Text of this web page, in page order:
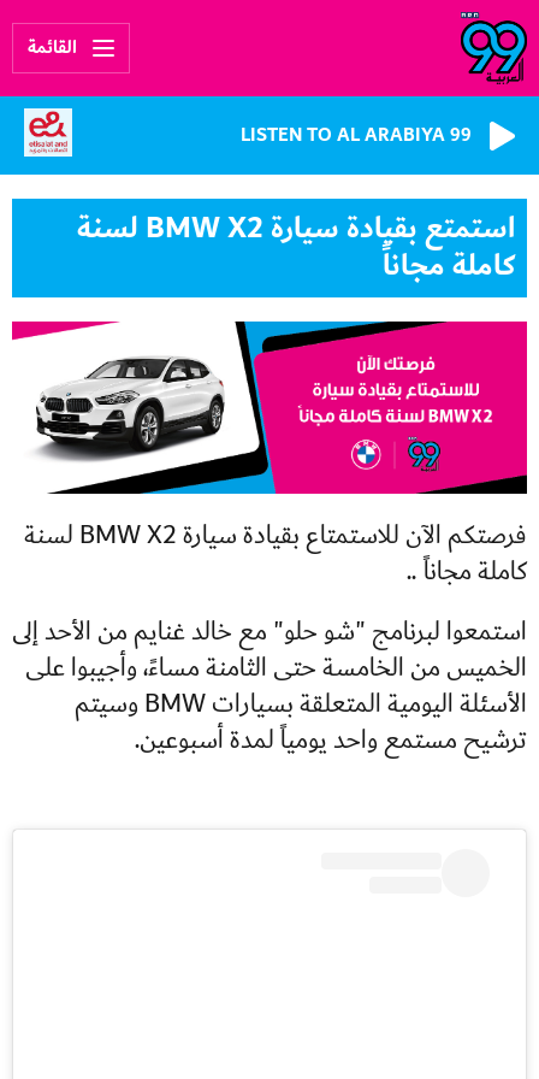
القائمة
LISTEN TO AL ARABIYA 99
استمتع بقيادة سيارة BMW X2 لسنة
كاملة مجاناً
فرصتكم الآن للاستمتاع بقيادة سيارة BMW X2 لسنة
كاملة مجاناً ..
استمعوا لبرنامج "شو حلو" مع خالد غنايم من الأحد إلى
الخميس من الخامسة حتى الثامنة مساءً، وأجيبوا على
الأسئلة اليومية المتعلقة بسيارات BMW وسيتم
ترشيح مستمع واحد يومياً لمدة أسبوعين.